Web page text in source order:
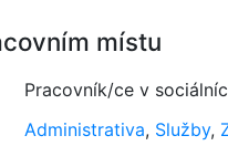
místu
Pracovník/ce v
Administrativa, Služby,